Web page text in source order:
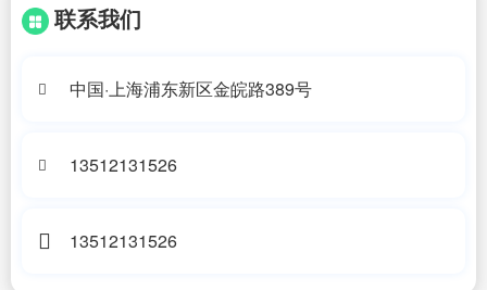
联系我们
中国·上海浦东新区金皖路389号
13512131526
13512131526